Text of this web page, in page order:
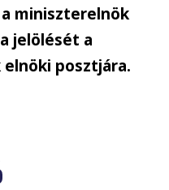
miniszterelnök
jelölését a
posztjára.